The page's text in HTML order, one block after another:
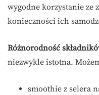
wygodne korzystanie ze
konieczności ich
Różnorodność
niezwykle istotna.
smoothie z selera